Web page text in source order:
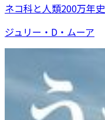
ネコ科と人類200万年史
ジュリー・D・ムーア